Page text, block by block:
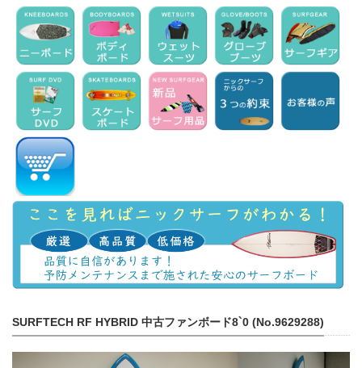
SURFTECH RF HYBRID 中古ファンボード8`0 (No.9629288)